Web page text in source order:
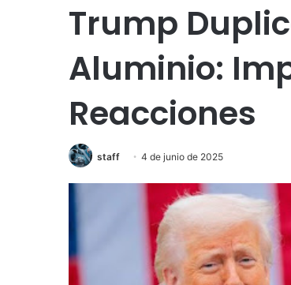
Trump
Aluminio:
Reacciones
staff 4 de junio de 2025